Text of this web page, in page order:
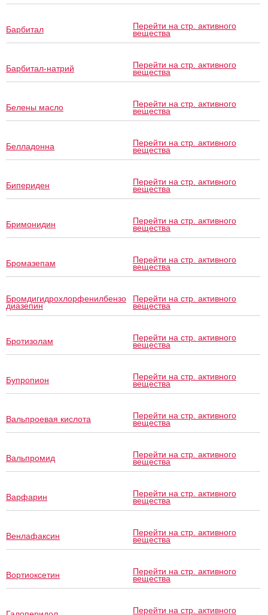
Барбитал Перейти на стр. активного
вещества
Барбитал-натрий Перейти на стр. активного
вещества
Белены масло Перейти на стр. активного
вещества
Белладонна Перейти на стр. активного
вещества
Бипериден Перейти на стр. активного
вещества
Бримонидин Перейти на стр. активного
вещества
Бромазепам Перейти на стр. активного
вещества
Бромдигидрохлорфенилбензо
диазепин
Перейти на стр. активного
вещества
Бротизолам Перейти на стр. активного
вещества
Бупропион Перейти на стр. активного
вещества
Вальпроевая кислота Перейти на стр. активного
вещества
Вальпромид Перейти на стр. активного
вещества
Варфарин Перейти на стр. активного
вещества
Венлафаксин Перейти на стр. активного
вещества
Вортиоксетин Перейти на стр. активного
вещества
Перейти на стр. активного